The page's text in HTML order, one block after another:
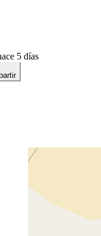
5 días